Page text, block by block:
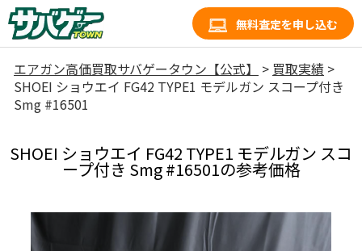
無料査定を申し込む
エアガン高価買取サバゲータウン【公式】 > 買取実績 >
SHOEI ショウエイ FG42 TYPE1 モデルガン スコープ付き
Smg #16501
SHOEI ショウエイ FG42 TYPE1 モデルガン スコ
ープ付き Smg #16501の参考価格